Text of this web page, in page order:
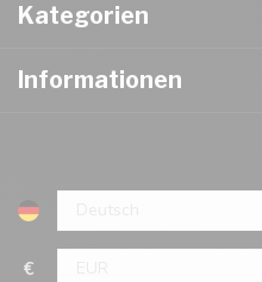
Kategorien
Informationen
€